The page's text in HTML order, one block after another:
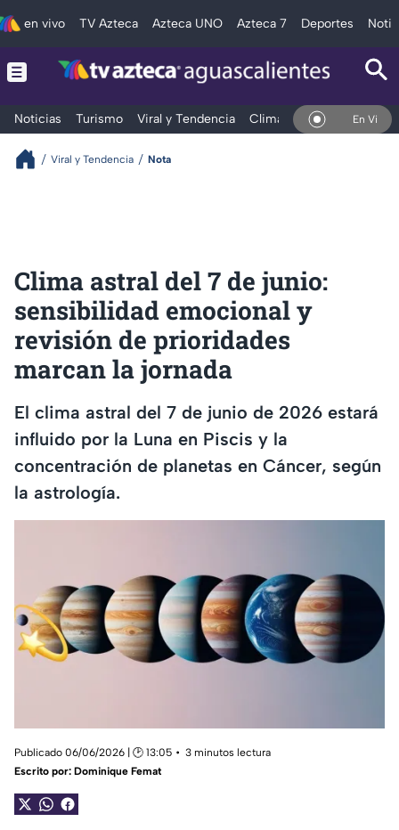
en vivo TV Azteca Azteca UNO Azteca 7 Deportes
Noticias Turismo Viral y Tendencia Clima Deportes En Vivo
Viral y Tendencia Nota
Clima astral del 7 de junio:
sensibilidad emocional y
revisión de prioridades
marcan la jornada
El clima astral del 7 de junio de 2026 estará
influido por la Luna en Piscis y la
concentración de planetas en Cáncer, según
la astrología.
Publicado 06/06/2026 | 🕑 13:05
3 minutos lectura
Escrito por: Dominique Femat